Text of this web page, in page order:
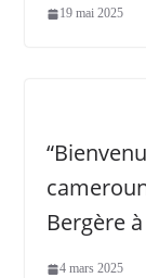
19 mai 2025
Bergère
4 mars 2025